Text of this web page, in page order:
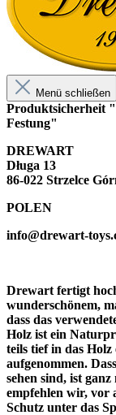
Menü schließen
Produktsicherheit
Festung"
DREWART
Długa 13
86-022 Strzelce
POLEN
info@drewart-
Drewart fertigt
wunderschönem,
dass das
Holz ist ein
teils tief in das
aufgenommen.
sehen sind, ist
empfehlen wir, vor
Schutz unter das